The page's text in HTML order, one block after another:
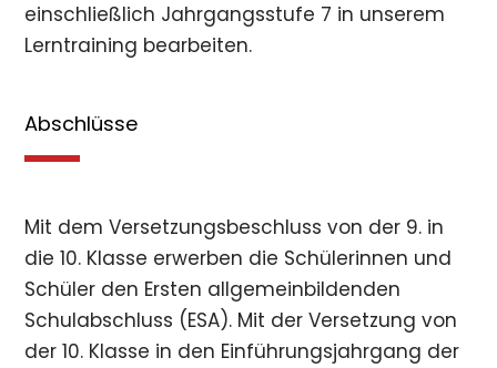
einschließlich Jahrgangsstufe 7 in unserem
Lerntraining bearbeiten.
Abschlüsse
Mit dem Versetzungsbeschluss von der 9. in
die 10. Klasse erwerben die Schülerinnen und
Schüler den Ersten allgemeinbildenden
Schulabschluss (ESA). Mit der Versetzung von
der 10. Klasse in den Einführungsjahrgang der